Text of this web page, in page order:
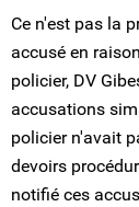
Ce n'est pas la
accusé en
policier, DV
accusations
policier n'avait
devoirs
notifié ces